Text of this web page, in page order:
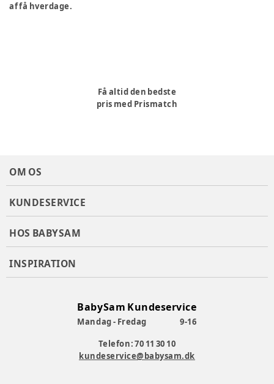
af få hverdage.
Få altid den bedste
pris med Prismatch
OM OS
KUNDESERVICE
HOS BABYSAM
INSPIRATION
BabySam Kundeservice
Mandag - Fredag
9-16
Telefon: 70 11 30 10
kundeservice@babysam.dk